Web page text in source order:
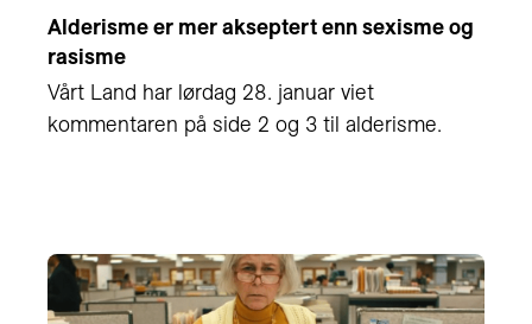
Alderisme er mer akseptert enn sexisme og
rasisme
Vårt Land har lørdag 28. januar viet
kommentaren på side 2 og 3 til alderisme.